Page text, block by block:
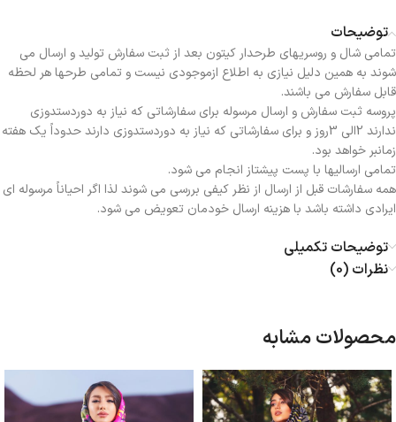
توضیحات
تمامی شال و روسریهای طرحدار کیتون بعد از ثبت سفارش تولید و ارسال می
شوند به همین دلیل نیازی به اطلاع ازموجودی نیست و تمامی طرحها هر لحظه
قابل سفارش می باشند.
پروسه ثبت سفارش و ارسال مرسوله برای سفارشاتی که نیاز به دوردستدوزی
ندارند 2الی 3روز و برای سفارشاتی که نیاز به دوردستدوزی دارند حدوداً یک هفته
زمانبر خواهد بود.
تمامی ارسالیها با پست پیشتاز انجام می شود.
همه سفارشات قبل از ارسال از نظر کیفی بررسی می شوند لذا اگر احیاناً مرسوله ای
ایرادی داشته باشد با هزینه ارسال خودمان تعویض می شود.
توضیحات تکمیلی
نظرات (0)
محصولات مشابه